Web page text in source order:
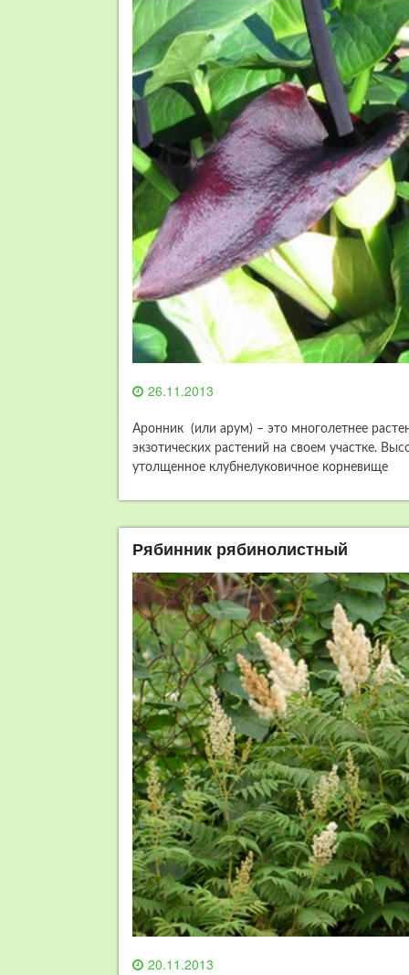
26.11.2013
Аронник (или арум) – это многолетнее
экзотических растений на своем участке.
утолщенное клубнелуковичное корневище
Рябинник рябинолистный
20.11.2013